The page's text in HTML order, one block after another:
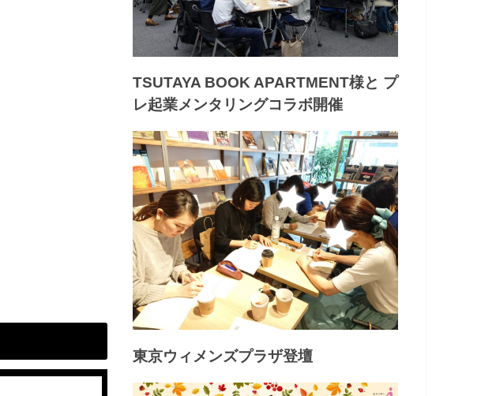
TSUTAYA BOOK APARTMENT様と プ
レ起業メンタリングコラボ開催
東京ウィメンズプラザ登壇